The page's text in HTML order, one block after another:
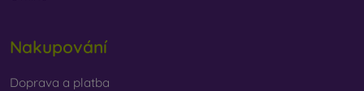
Nakupování
Doprava a platba